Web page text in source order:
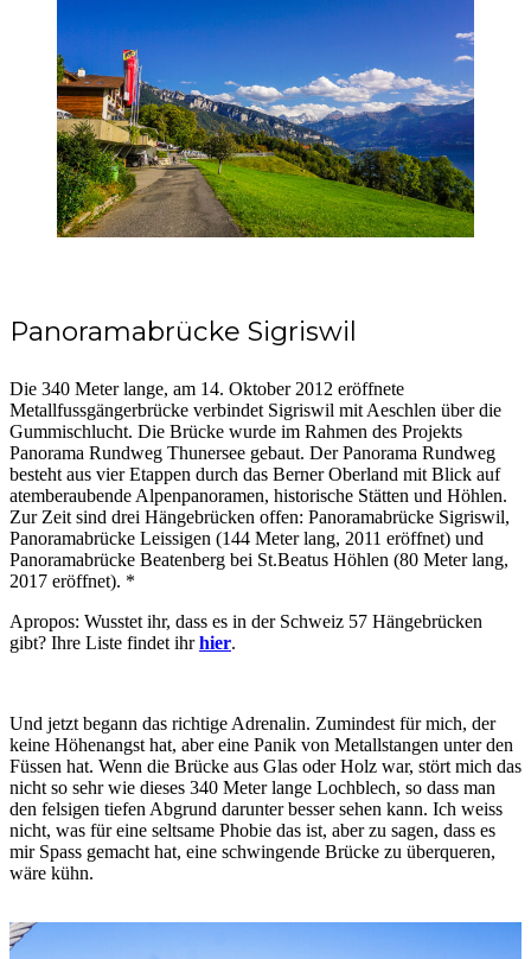
Panoramabrücke Sigriswil
Die 340 Meter lange, am 14. Oktober 2012 eröffnete
Metallfussgängerbrücke verbindet Sigriswil mit Aeschlen über die
Gummischlucht. Die Brücke wurde im Rahmen des Projekts
Panorama Rundweg Thunersee gebaut. Der Panorama Rundweg
besteht aus vier Etappen durch das Berner Oberland mit Blick auf
atemberaubende Alpenpanoramen, historische Stätten und Höhlen.
Zur Zeit sind drei Hängebrücken offen: Panoramabrücke Sigriswil,
Panoramabrücke Leissigen (144 Meter lang, 2011 eröffnet) und
Panoramabrücke Beatenberg bei St.Beatus Höhlen (80 Meter lang,
2017 eröffnet). *
Apropos: Wusstet ihr, dass es in der Schweiz 57 Hängebrücken
gibt? Ihre Liste findet ihrhier.
Und jetzt begann das richtige Adrenalin. Zumindest für mich, der
keine Höhenangst hat, aber eine Panik von Metallstangen unter den
Füssen hat. Wenn die Brücke aus Glas oder Holz war, stört mich das
nicht so sehr wie dieses 340 Meter lange Lochblech, so dass man
den felsigen tiefen Abgrund darunter besser sehen kann. Ich weiss
nicht, was für eine seltsame Phobie das ist, aber zu sagen, dass es
mir Spass gemacht hat, eine schwingende Brücke zu überqueren,
wäre kühn.